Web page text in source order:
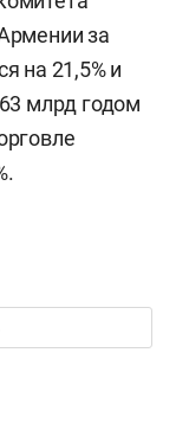
за
на 21,5% и
млрд годом